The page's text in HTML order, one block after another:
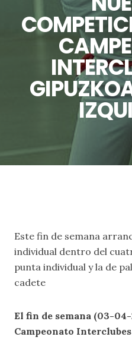
Este fin de semana
individual dentro del
punta individual y la de
cadete
El fin de semana (03-
Campeonato